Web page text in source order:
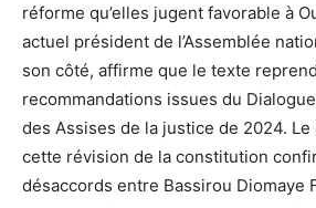
réforme qu’elles jugent favorable à
actuel président de l’Assemblée
son côté, affirme que le texte
recommandations issues du
des Assises de la justice de 2024.
cette révision de la constitution
désaccords entre Bassirou Diomaye